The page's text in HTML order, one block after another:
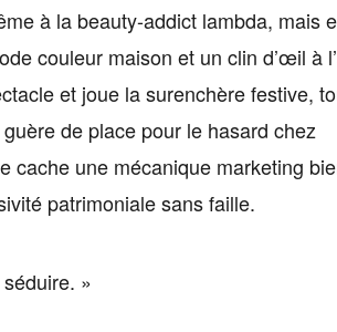
à la beauty-addict lambda, mais
couleur maison et un clin d’œil à
et joue la surenchère festive,
de place pour le hasard chez
cache une mécanique marketing
patrimoniale sans faille.
»